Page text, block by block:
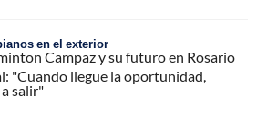
en el exterior
Campaz y su futuro en Rosario
"Cuando llegue la oportunidad,
salir"